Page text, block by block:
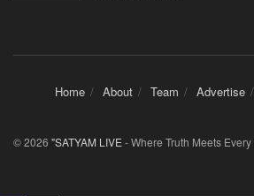
Home About Team Advertise
© 2026 "SATYAM LIVE - Where Truth Meets